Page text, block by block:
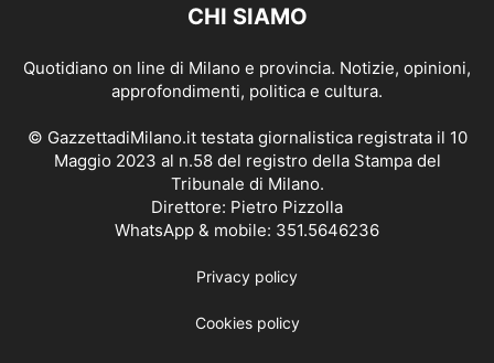
CHI SIAMO
Quotidiano on line di Milano e provincia. Notizie, opinioni,
approfondimenti, politica e cultura.
© GazzettadiMilano.it testata giornalistica registrata il 10
Maggio 2023 al n.58 del registro della Stampa del
Tribunale di Milano.
Direttore: Pietro Pizzolla
WhatsApp & mobile: 351.5646236
Privacy policy
Cookies policy